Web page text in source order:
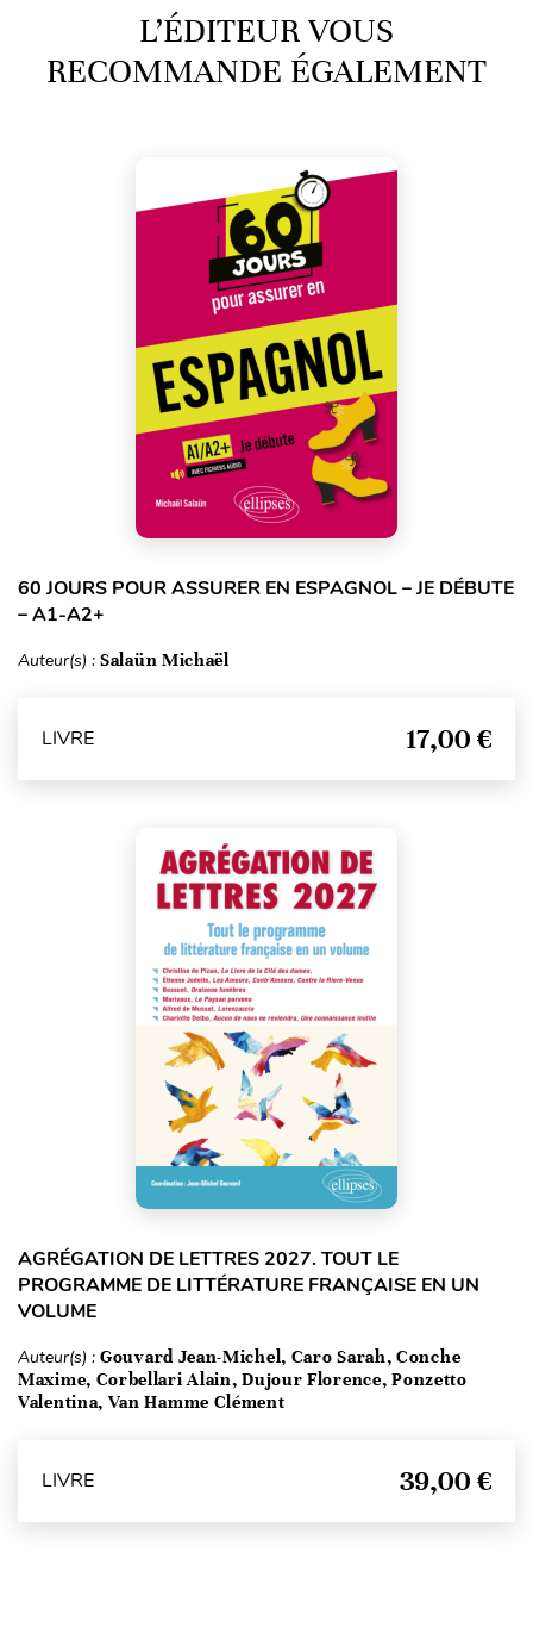
L’ÉDITEUR VOUS
RECOMMANDE ÉGALEMENT
60 JOURS POUR ASSURER EN ESPAGNOL – JE DÉBUTE
– A1-A2+
Auteur(s) : Salaün Michaël
LIVRE 17,00 €
AGRÉGATION DE LETTRES 2027. TOUT LE
PROGRAMME DE LITTÉRATURE FRANÇAISE EN UN
VOLUME
Auteur(s) : Gouvard Jean-Michel, Caro Sarah, Conche
Maxime, Corbellari Alain, Dujour Florence, Ponzetto
Valentina, Van Hamme Clément
LIVRE 39,00 €